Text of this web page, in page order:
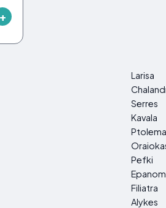
Larisa
Serres
Kavala
Pefki
Filiatra
Alykes